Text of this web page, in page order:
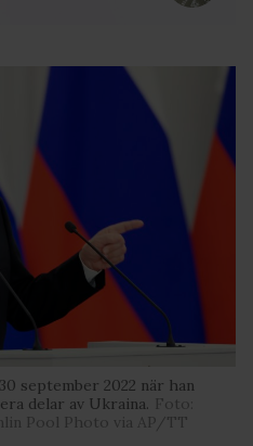
september 2022 när han
delar av Ukraina. Foto:
Pool Photo via AP/TT